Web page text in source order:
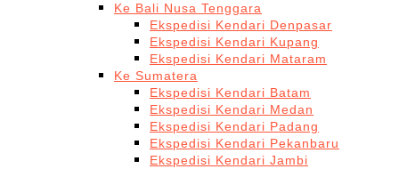
Ke Bali Nusa Tenggara
Ekspedisi Kendari Denpasar
Ekspedisi Kendari Kupang
Ekspedisi Kendari Mataram
Ke Sumatera
Ekspedisi Kendari Batam
Ekspedisi Kendari Medan
Ekspedisi Kendari Padang
Ekspedisi Kendari Pekanbaru
Ekspedisi Kendari Jambi